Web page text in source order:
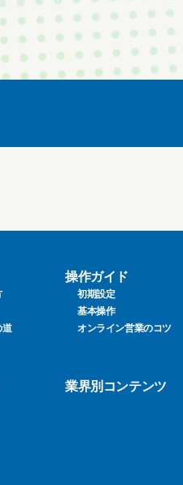
道
操作ガイド
初期設定
基本操作
オンライン営業のコツ
業界別コンテンツ